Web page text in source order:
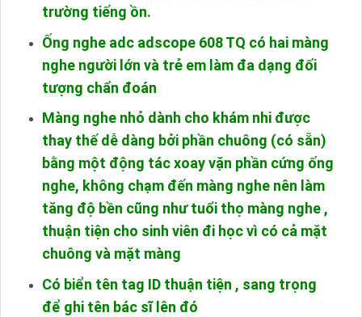
trường tiếng ồn.
Ống nghe adc adscope 608 TQ có hai màng
nghe người lớn và trẻ em làm đa dạng đối
tượng chẩn đoán
Màng nghe nhỏ dành cho khám nhi được
thay thế dễ dàng bởi phần chuông (có sẵn)
bằng một động tác xoay vặn phần cứng ống
nghe, không chạm đến màng nghe nên làm
tăng độ bền cũng như tuổi thọ màng nghe ,
thuận tiện cho sinh viên đi học vì có cả mặt
chuông và mặt màng
Có biển tên tag ID thuận tiện , sang trọng
để ghi tên bác sĩ lên đó